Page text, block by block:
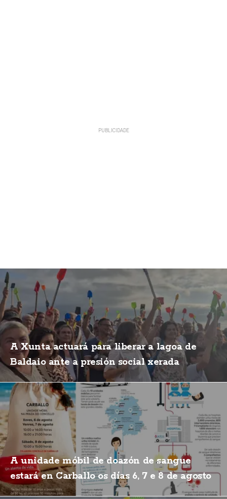
A Xunta actuará para liberar a lagoa de
Baldaio ante a presión social xerada
A unidade móbil de doazón de sangue
estará en Carballo os días 6, 7 e 8 de agosto